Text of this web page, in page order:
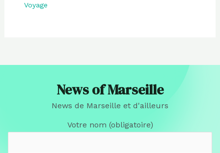
Voyage
News of Marseille
News de Marseille et d'ailleurs
Votre nom (obligatoire)